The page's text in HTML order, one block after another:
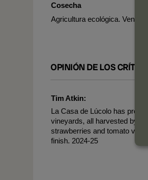
Cosecha
Agricultura ecológica.
OPINIÓN DE LOS
Tim Atkin:
La Casa de Lúcolo has
vineyards, all harvested by
strawberries and tomato vine.
finish. 2024-25